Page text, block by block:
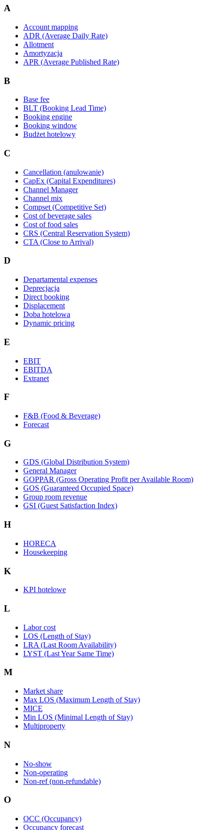
A
Account mapping
ADR (Average Daily Rate)
Allotment
Amortyzacja
APR (Average Published Rate)
B
Base fee
BLT (Booking Lead Time)
Booking engine
Booking window
Budżet hotelowy
C
Cancellation (anulowanie)
CapEx (Capital Expenditures)
Channel Manager
Channel mix
Compset (Competitive Set)
Cost of beverage sales
Cost of food sales
CRS (Central Reservation System)
CTA (Close to Arrival)
D
Departamental expenses
Deprecjacja
Direct booking
Displacement
Doba hotelowa
Dynamic pricing
E
EBIT
EBITDA
Extranet
F
F&B (Food & Beverage)
Forecast
G
GDS (Global Distribution System)
General Manager
GOPPAR (Gross Operating Profit per Available Room)
GOS (Guaranteed Occupied Space)
Group room revenue
GSI (Guest Satisfaction Index)
H
HORECA
Housekeeping
K
KPI hotelowe
L
Labor cost
LOS (Length of Stay)
LRA (Last Room Availability)
LYST (Last Year Same Time)
M
Market share
Max LOS (Maximum Length of Stay)
MICE
Min LOS (Minimal Length of Stay)
Multiproperty
N
No-show
Non-operating
Non-ref (non-refundable)
O
OCC (Occupancy)
Occupancy forecast